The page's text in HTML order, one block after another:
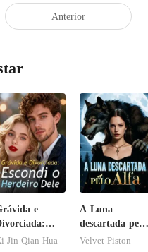
Anterior
e
o
Jin Qian Hua
A Luna
descartada pelo
Alfa
Velvet Piston